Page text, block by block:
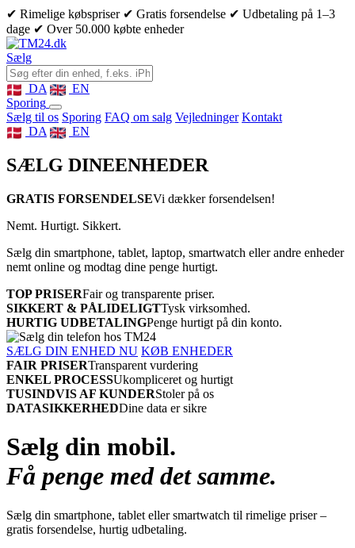
✔ Rimelige købspriser ✔ Gratis forsendelse ✔ Udbetaling på 1–3
dage ✔ Over 50.000 købte enheder
Sælg
DA
EN
Sporing
Sælg til os Sporing FAQ om salg Vejledninger Kontakt
DA
EN
SÆLG DINEENHEDER
GRATIS FORSENDELSEVi dækker forsendelsen!
Nemt. Hurtigt. Sikkert.
Sælg din smartphone, tablet, laptop, smartwatch eller andre enheder
nemt online og modtag dine penge hurtigt.
TOP PRISERFair og transparente priser.
SIKKERT & PÅLIDELIGTTysk virksomhed.
HURTIG UDBETALINGPenge hurtigt på din konto.
SÆLG DIN ENHED NU KØB ENHEDER
FAIR PRISERTransparent vurdering
ENKEL PROCESSUkompliceret og hurtigt
TUSINDVIS AF KUNDERStoler på os
DATASIKKERHEDDine data er sikre
Sælg din mobil.
Få penge med det samme.
Sælg din smartphone, tablet eller smartwatch til rimelige priser –
gratis forsendelse, hurtig udbetaling.